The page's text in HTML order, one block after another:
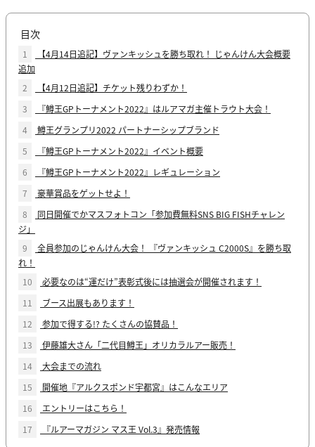
目次
1
【4月14日追記】ヴァンキッシュを勝ち取れ！ じゃんけん大会概要
追加
2
【4月12日追記】チケット残りわずか！
3
『鱒王GPトーナメント2022』はルアマガ主催トラウト大会！
4
鱒王グランプリ2022 パートナーシップブランド
5
『鱒王GPトーナメント2022』イベント概要
6
『鱒王GPトーナメント2022』レギュレーション
7
豪華賞品をゲットせよ！
8
同日開催でかマスフォトコン「参加費無料SNS BIG FISHチャレン
ジ」
9
全員参加のじゃんけん大会！ 『ヴァンキッシュ C2000S』を勝ち取
れ！
10
必要なのは“運だけ”表彰式後には抽選会が開催されます！
11
ブース出展もあります！
12
参加で得する!? たくさんの協賛品！
13
伊藤雄大さん「二代目鱒王」オリカラルアー販売！
14
大会までの流れ
15
開催地『アルクスポンド宇都宮』はこんなエリア
16
エントリーはこちら！
17
『ルアーマガジン マス王 Vol.3』発売情報